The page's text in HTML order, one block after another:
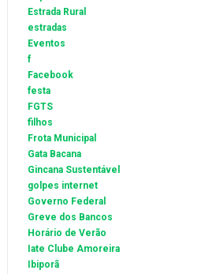
Estrada Rural
estradas
Eventos
f
Facebook
festa
FGTS
filhos
Frota Municipal
Gata Bacana
Gincana Sustentável
golpes internet
Governo Federal
Greve dos Bancos
Horário de Verão
Iate Clube Amoreira
Ibiporã